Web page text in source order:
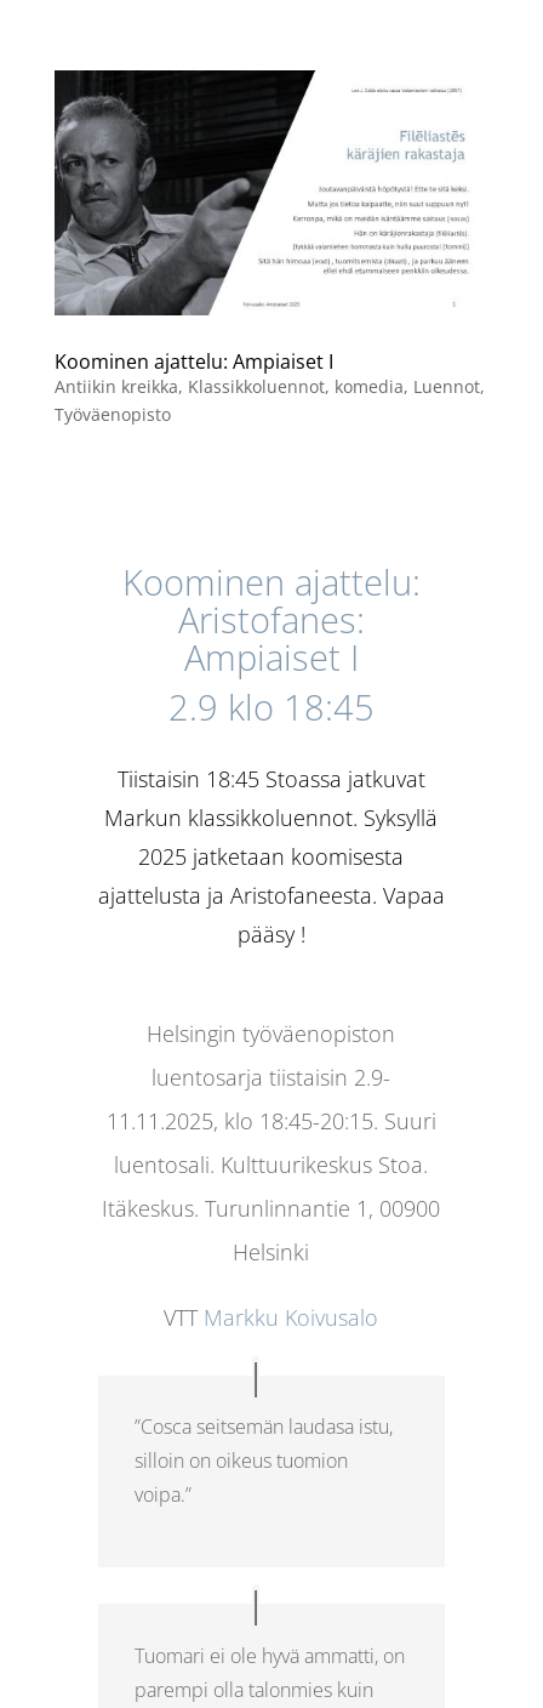
Koominen ajattelu: Ampiaiset I
Antiikin kreikka, Klassikkoluennot, komedia, Luennot,
Työväenopisto
Koominen ajattelu:
Aristofanes:
Ampiaiset I
2.9 klo 18:45
Tiistaisin 18:45 Stoassa jatkuvat
Markun klassikkoluennot. Syksyllä
2025 jatketaan koomisesta
ajattelusta ja Aristofaneesta. Vapaa
pääsy !
Helsingin työväenopiston
luentosarja tiistaisin 2.9-
11.11.2025, klo 18:45-20:15. Suuri
luentosali. Kulttuurikeskus Stoa.
Itäkeskus.Turunlinnantie 1, 00900
Helsinki
VTT Markku Koivusalo
”Cosca seitsemän laudasa istu,
silloin on oikeus tuomion
voipa.”
Tuomari ei ole hyvä ammatti, on
parempi olla talonmies kuin